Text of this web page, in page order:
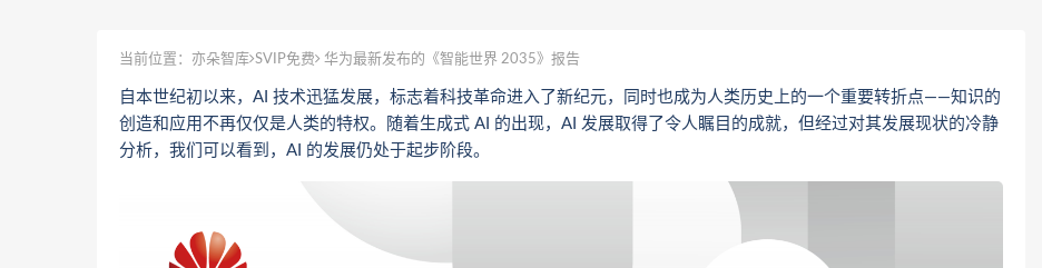
当前位置： 亦朵智库 SVIP免费 华为最新发布的《智能世界 2035》报告
自本世纪初以来，AI 技术迅猛发展，标志着科技革命进入了新纪元，同时也成为人类历史上的一个重要转折点——知识的
创造和应用不再仅仅是人类的特权。随着生成式 AI 的出现，AI 发展取得了令人瞩目的成就，但经过对其发展现状的冷静
分析，我们可以看到，AI 的发展仍处于起步阶段。